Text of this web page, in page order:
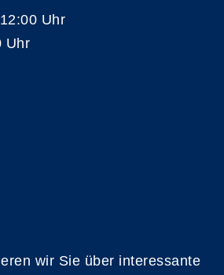
Uhr
Uhr
wir Sie über interessante